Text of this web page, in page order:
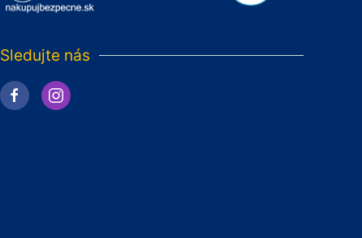
Sledujte nás